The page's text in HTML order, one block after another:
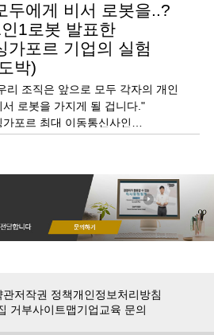
두에게 비서 로봇을..?
1로봇 발표한
가포르 기업의 실험
박)
리 조직은 앞으로 모두 각자의 개인
서 로봇을 가지게 될 겁니다."
가포르 최대 이동통신사인
1로봇'이라는 과감한 비전을
관저작권 정책개인정보처리방침
거부사이트맵기업교육 문의